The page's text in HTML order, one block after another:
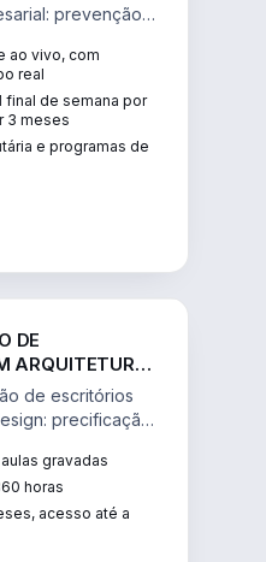
prevenção à
ao vivo, com
real
final de semana por
3 meses
e programas de
DE
ARQUITETURA
de escritórios
precificação,
criativas.
gravadas
horas
acesso até a